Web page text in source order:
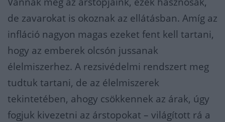
de zavarokat is okoznak az ellátásban. Amíg az
infláció nagyon magas ezeket fent kell tartani,
hogy az emberek olcsón jussanak
élelmiszerhez. A rezsivédelmi rendszert meg
tudtuk tartani, de az élelmiszerek
tekintetében, ahogy csökkennek az árak, úgy
fogjuk kivezetni az árstopokat – világított rá a